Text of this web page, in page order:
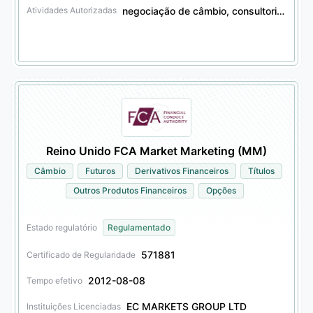
Atividades Autorizadas negociação de câmbio, consultoria de investimento em câmbio, negociação de derivativos financeiros, consultoria de investimento em derivativos financeiros
Reino Unido FCA Market Marketing (MM)
Câmbio Futuros Derivativos Financeiros
Títulos
Outros Produtos Financeiros
Opções
Estado regulatório Regulamentado
Certificado de Regularidade 571881
Tempo efetivo 2012-08-08
Instituições Licenciadas EC MARKETS GROUP LTD